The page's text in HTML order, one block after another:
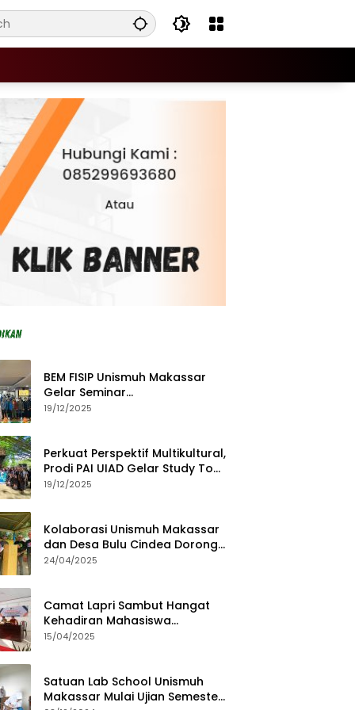
BEM FISIP Unismuh Makassar
Gelar Seminar
Keperempuanan, Bahas
19/12/2025
Perkuat Perspektif Multikultural,
Prodi PAI UIAD Gelar Study Tour
ke Kajang
19/12/2025
Kolaborasi Unismuh Makassar
dan Desa Bulu Cindea Dorong
Sentra Garam Industri
24/04/2025
Camat Lapri Sambut Hangat
Kehadiran Mahasiswa
PoltekMu
15/04/2025
Satuan Lab School Unismuh
Makassar Mulai Ujian Semester,